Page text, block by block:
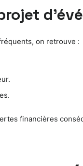
on retrouve :
financières